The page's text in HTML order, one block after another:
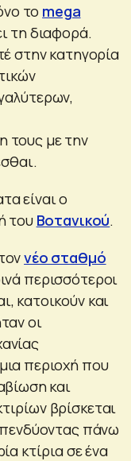
το mega
τη διαφορά.
στην κατηγορία
τους με την
είναι ο
του Βοτανικού.
νέο σταθμό
περισσότεροι
κατοικούν και
οι
περιοχή που
και
βρίσκεται
πάνω
κτίρια σε ένα